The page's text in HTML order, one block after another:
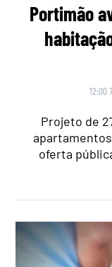
Portimão
12:00
Projeto de
apartamentos
oferta